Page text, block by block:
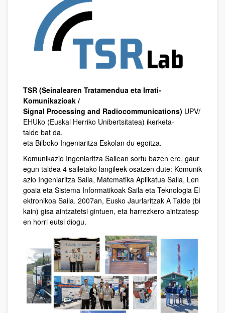
TSR (Seinalearen Tratamendua eta Irrati-
Komunikazioak /
Signal Processing and Radiocommunications) UPV/
EHUko (Euskal Herriko Unibertsitatea) ikerketa-
talde bat da,
eta Bilboko Ingeniaritza Eskolan du egoitza.
Komunikazio Ingeniaritza Sailean sortu bazen ere, gaur
egun taldea 4 sailetako langileek osatzen dute: Komunik
azio Ingeniaritza Saila, Matematika Aplikatua Saila, Len
goaia eta Sistema Informatikoak Saila eta Teknologia El
ektronikoa Saila. 2007an, Eusko Jaurlaritzak A Talde (bi
kain) gisa aintzatetsi gintuen, eta harrezkero aintzatesp
en horri eutsi diogu.